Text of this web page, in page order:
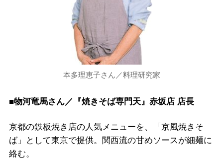
本多理恵子さん／料理研究家
■物河竜馬さん／『焼きそば専門天』赤坂店 店長
京都の鉄板焼き店の人気メニューを、「京風焼きそ
ば」として東京で提供。関西流の甘めソースが細麺に
絡む。